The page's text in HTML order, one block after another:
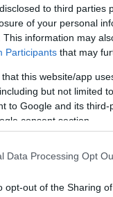
to third parties
of your personal
This information may
Participants that may
that this website/app
but not limited
to Google and its
consent section.
Data Processing Opt
opt-out of the Sharing